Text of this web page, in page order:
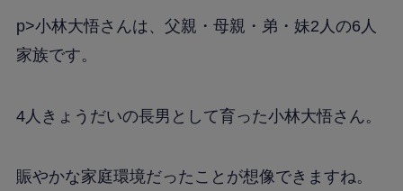
p>小林大悟さんは、父親・母親・弟・妹2人の6人
家族です。
4人きょうだいの長男として育った小林大悟さん。
賑やかな家庭環境だったことが想像できますね。